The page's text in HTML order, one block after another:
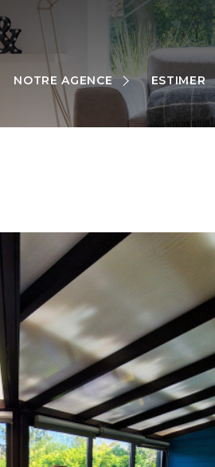
NOTRE AGENCE
L'ÉQUIPE
L'AGENCE
LES HONORAIRES
ESTIMER